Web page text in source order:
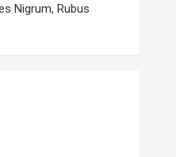
Nigrum, Rubus